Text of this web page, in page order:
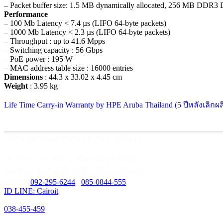
– Packet buffer size: 1.5 MB dynamically allocated, 256 MB DDR3
Performance
– 100 Mb Latency < 7.4 µs (LIFO 64-byte packets)
– 1000 Mb Latency < 2.3 µs (LIFO 64-byte packets)
– Throughput : up to 41.6 Mpps
– Switching capacity : 56 Gbps
– PoE power : 195 W
– MAC address table size : 16000 entries
Dimensions : 44.3 x 33.02 x 4.45 cm
Weight : 3.95 kg
Life Time Carry-in Warranty by HPE Aruba Thailand (5 ปีหลังเลิกผ
092-295-6244
085-0844-555
ID LINE: Cairoit
038-455-459